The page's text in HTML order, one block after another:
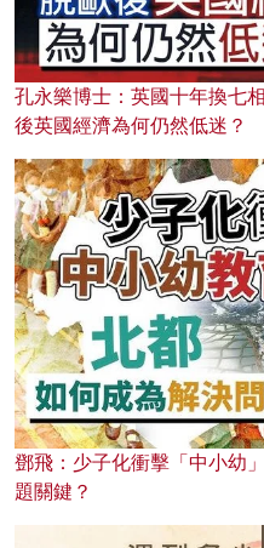
孔永樂博士：英國十年換七
後英國經濟為何仍然低迷？
鄧飛：少子化衝擊「中小幼
題關鍵？